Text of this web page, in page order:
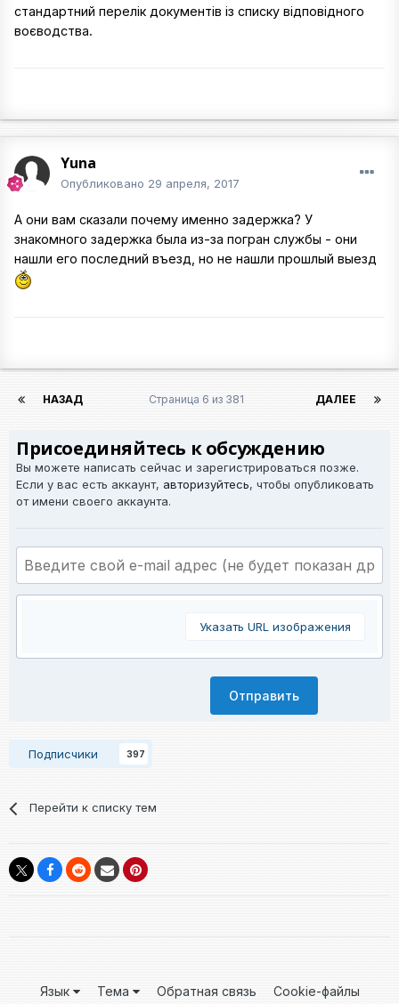
стандартний перелік документів із списку відповідного
воєводства.
Yuna
Опубликовано 29 апреля, 2017
А они вам сказали почему именно задержка? У
знакомного задержка была из-за погран службы - они
нашли его последний въезд, но не нашли прошлый выезд
НАЗАД ДАЛЕЕ
Страница 6 из 381
Присоединяйтесь к обсуждению
Вы можете написать сейчас и зарегистрироваться позже.
Если у вас есть аккаунт, авторизуйтесь, чтобы опубликовать
от имени своего аккаунта.
Указать URL изображения
Отправить
Подписчики 397
Перейти к списку тем
Язык Тема Обратная связь Cookie-файлы